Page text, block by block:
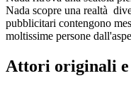
Nada scopre una realtà
pubblicitari contengono
moltissime persone
Attori originali e